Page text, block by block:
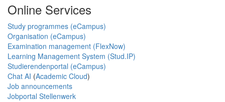
Online Services
Study programmes (eCampus)
Organisation (eCampus)
Examination management (FlexNow)
Learning Management System (Stud.IP)
Studierendenportal (eCampus)
Chat AI (Academic Cloud)
Job announcements
Jobportal Stellenwerk